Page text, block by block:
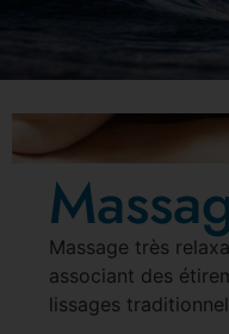
Massage très
associant des
lissages